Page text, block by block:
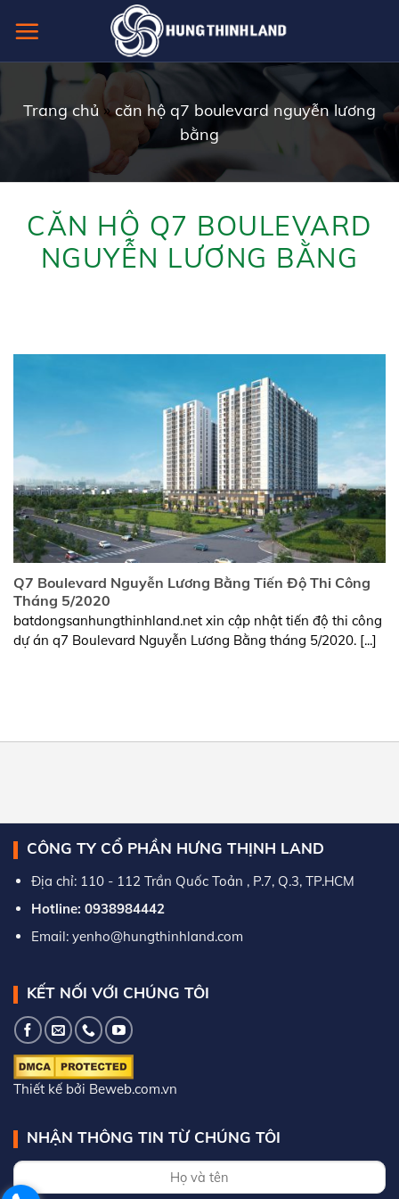
Trang chủ»căn hộ q7 boulevard nguyễn lương
bằng
CĂN HỘ Q7 BOULEVARD
NGUYỄN LƯƠNG BẰNG
Q7 Boulevard Nguyễn Lương Bằng Tiến Độ Thi Công
Tháng 5/2020
batdongsanhungthinhland.net xin cập nhật tiến độ thi công
dự án q7 Boulevard Nguyễn Lương Bằng tháng 5/2020. [...]
CÔNG TY CỔ PHẦN HƯNG THỊNH LAND
Địa chỉ: 110 - 112 Trần Quốc Toản , P.7, Q.3, TP.HCM
Hotline: 0938984442
Email: yenho@hungthinhland.com
KẾT NỐI VỚI CHÚNG TÔI
Thiết kế bởi Beweb.com.vn
NHẬN THÔNG TIN TỪ CHÚNG TÔI